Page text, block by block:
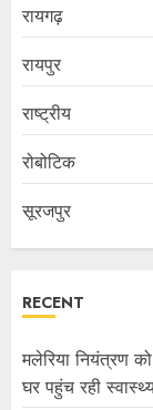
रायगढ़
रायपुर
राष्ट्रीय
रोबोटिक
सूरजपुर
RECENT
मलेरिया नियंत्रण
घर पहुंच रही